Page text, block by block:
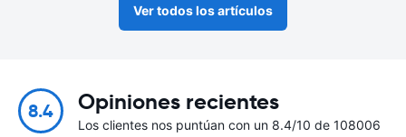
Ver todos los artículos
8.4 Opiniones recientes
Los clientes nos puntúan con un 8.4/10 de 108006